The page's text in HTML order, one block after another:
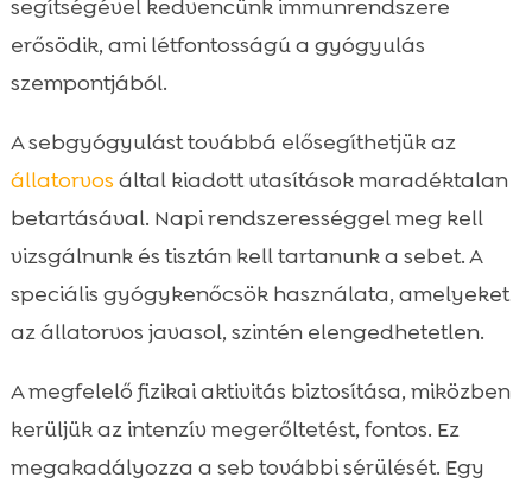
segítségével kedvencünk immunrendszere
erősödik, ami létfontosságú a gyógyulás
szempontjából.
A sebgyógyulást továbbá elősegíthetjük az
állatorvos által kiadott utasítások maradéktalan
betartásával. Napi rendszerességgel meg kell
vizsgálnunk és tisztán kell tartanunk a sebet. A
speciális gyógykenőcsök használata, amelyeket
az állatorvos javasol, szintén elengedhetetlen.
A megfelelő fizikai aktivitás biztosítása, miközben
kerüljük az intenzív megerőltetést, fontos. Ez
megakadályozza a seb további sérülését. Egy